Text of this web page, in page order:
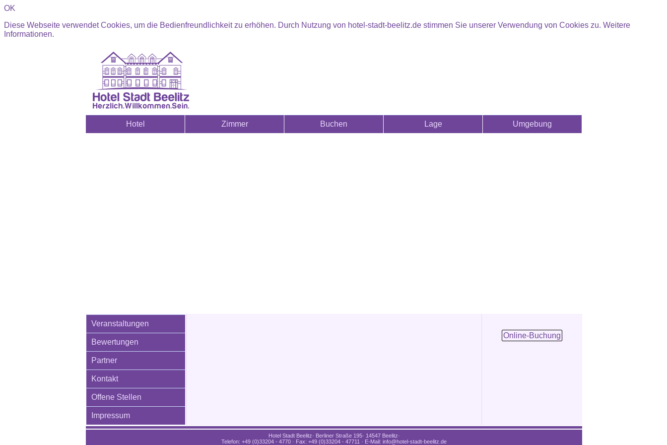
OK
Diese Webseite verwendet Cookies, um die Bedienfreundlichkeit zu erhöhen. Durch Nutzung von hotel-stadt-beelitz.de stimmen Sie unserer Verwendung von Cookies zu. Weitere
Informationen.
Hotel Zimmer Buchen Lage Umgebung
Veranstaltungen
Bewertungen
Partner
Kontakt
Offene Stellen
Impressum
Online-Buchung
Hotel Stadt Beelitz· Berliner Straße 195· 14547 Beelitz·
Telefon: +49 (0)33204 - 4770 · Fax: +49 (0)33204 - 47711 · E-Mail: info@hotel-stadt-beelitz.de